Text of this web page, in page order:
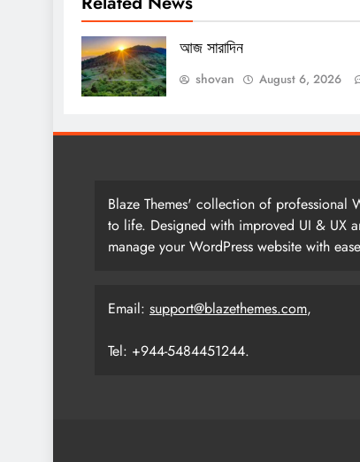
আজ সারাদিন
shovan August 6, 2026
Blaze Themes' collection of professional
to life. Designed with improved UI & UX
manage your WordPress website with
Email: support@blazethemes.com,
Tel: +944-5484451244.